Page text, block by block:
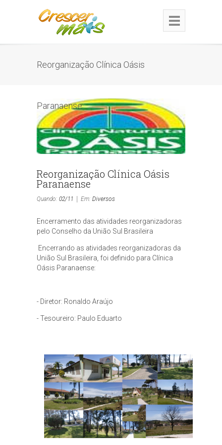
Reorganização Clínica Oásis
Paranaense
Reorganização Clínica Oásis
Paranaense
Quando: 02/11 Em: Diversos
Encerramento das atividades reorganizadoras
pelo Conselho da União Sul Brasileira
Encerrando as atividades reorganizadoras da
União Sul Brasileira, foi definido para Clínica
Oásis Paranaense:
- Diretor: Ronaldo Araújo
- Tesoureiro: Paulo Eduarto